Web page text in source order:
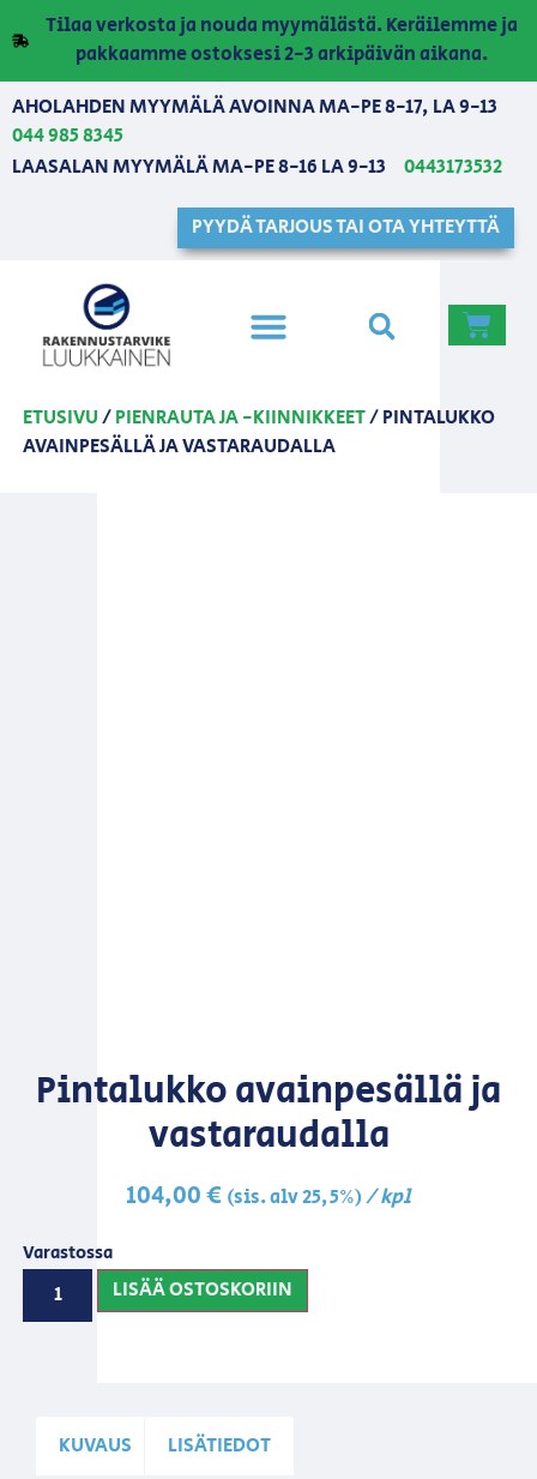
Tilaa verkosta ja nouda myymälästä. Keräilemme ja
pakkaamme ostoksesi 2-3 arkipäivän aikana.
AHOLAHDEN MYYMÄLÄ AVOINNA MA-PE 8-17, LA 9-13
044 985 8345
LAASALAN MYYMÄLÄ MA-PE 8-16 LA 9-13
0443173532
PYYDÄ TARJOUS TAI OTA YHTEYTTÄ
ETUSIVU/PIENRAUTA JA -KIINNIKKEET/ PINTALUKKO
AVAINPESÄLLÄ JA VASTARAUDALLA
Pintalukko avainpesällä ja
vastaraudalla
104,00€ (sis. alv 25,5%)/ kpl
Varastossa
LISÄÄ OSTOSKORIIN
KUVAUS LISÄTIEDOT